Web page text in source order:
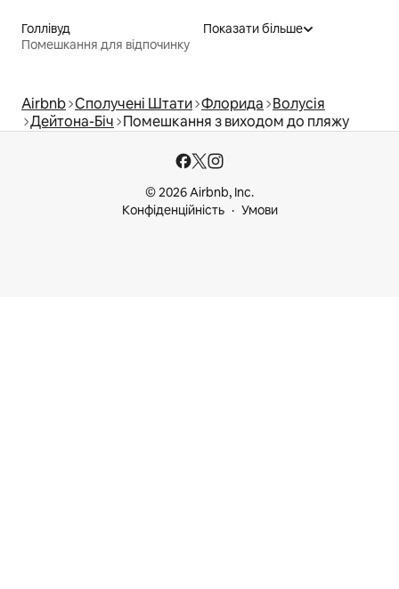
Голлівуд
Помешкання для відпочинку
Показати більше
Airbnb Сполучені Штати Флорида Волусія
Дейтона-Біч Помешкання з виходом до пляжу
© 2026 Airbnb, Inc.
Конфіденційність
Умови